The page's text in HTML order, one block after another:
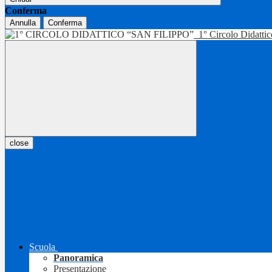
Conferma
Annulla Conferma
1° Circolo
close
Scuola
Panoramica
Presentazione